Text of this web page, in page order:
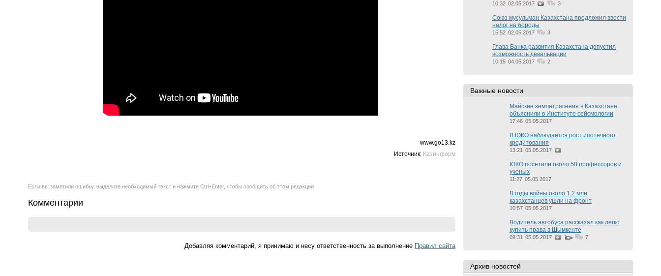
www.go13.kz
Источник: Казинформ
Если вы заметили ошибку, выделите необходимый текст и нажмите Ctrl+Enter, чтобы сообщить об этом редакции
Комментарии
Добавляя комментарий, я принимаю и несу ответственность за выполнение Правил cайта
10:32 02.05.2017 3
Союз мусульман Казахстана предложил ввести
налог на бороды
15:52 02.05.2017 3
Глава Банка развития Казахстана допустил
возможность девальвации
10:15 04.05.2017 2
Важные новости
Майские землетрясения в Казахстане
объяснили в Институте сейсмологии
17:46 05.05.2017
В ЮКО наблюдается рост ипотечного
кредитования
13:21 05.05.2017
ЮКО посетили около 50 профессоров и
ученых
11:27 05.05.2017
В годы войны около 1,2 млн
казахстанцев ушли на фронт
10:57 05.05.2017
Водитель автобуса рассказал как легко
купить права в Шымкенте
09:31 05.05.2017 7
Архив новостей